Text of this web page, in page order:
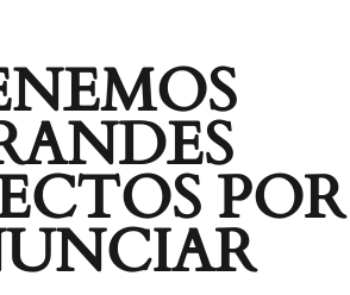
POR